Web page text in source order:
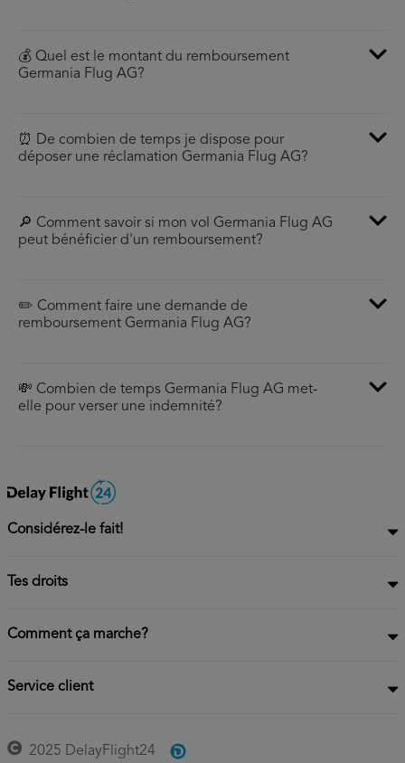
💰 Quel est le montant du remboursement
Germania Flug AG?
⏰ De combien de temps je dispose pour
déposer une réclamation Germania Flug AG?
🔎 Comment savoir si mon vol Germania Flug AG
peut bénéficier d'un remboursement?
✏️ Comment faire une demande de
remboursement Germania Flug AG?
💸 Combien de temps Germania Flug AG met-
elle pour verser une indemnité?
Considérez-le fait!
Tes droits
Comment ça marche?
Service client
2025 DelayFlight24